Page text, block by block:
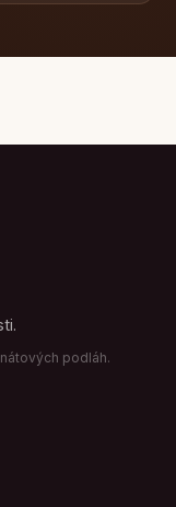
podláh.